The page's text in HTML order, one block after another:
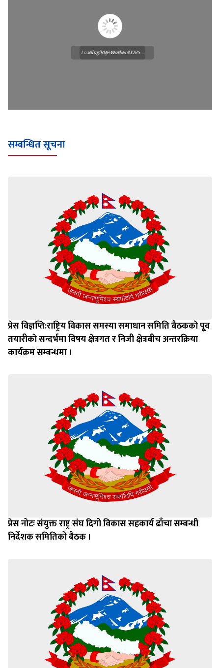
Loading WEBGL 3D ...
Loading PDF Worker CORS ...
सम्बन्धित सूचना
प्रेस विज्ञप्ति:राष्ट्रिय विकास समस्या समाधान समिति बैठककाे पूृव
तयारीकाे सन्दर्भमा विषय क्षेत्रगत र निजी क्षेत्रबीच अन्तरक्रिया
कार्यक्रम सम्बन्धमा ।
प्रेस नोटः संयुक्त राष्ट्र संघ दिगो विकास सहकार्य ढाँचा सम्बन्धी
निर्देशक समितिको बैठक ।